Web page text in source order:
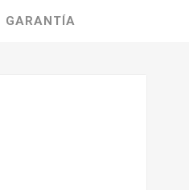
GARANTÍA